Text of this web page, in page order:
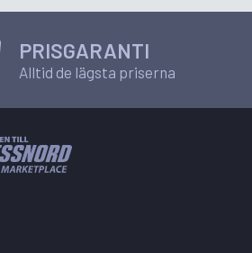
PRISGARANTI
Alltid de lägsta priserna